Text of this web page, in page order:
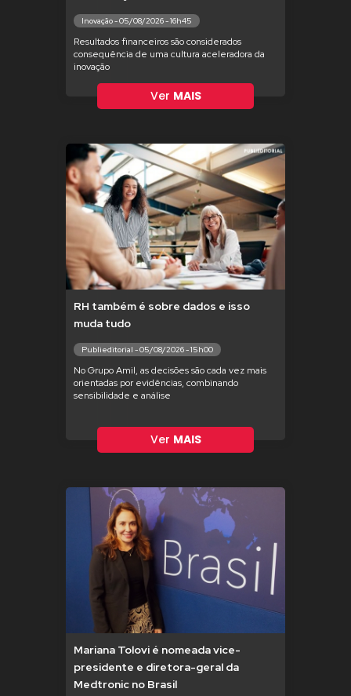
Inovação - 05/08/2026 - 16h45
Resultados financeiros são considerados
consequência de uma cultura aceleradora da
inovação
Ver MAIS
RH também é sobre dados e isso
muda tudo
Publieditorial - 05/08/2026 - 15h00
No Grupo Amil, as decisões são cada vez mais
orientadas por evidências, combinando
sensibilidade e análise
Ver MAIS
Mariana Tolovi é nomeada vice-
presidente e diretora-geral da
Medtronic no Brasil